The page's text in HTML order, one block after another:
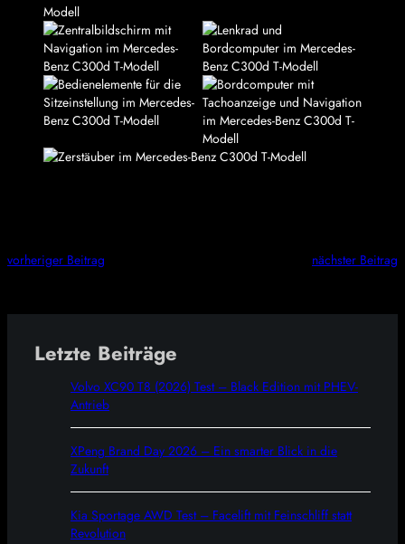
vorheriger Beitrag nächster Beitrag
Letzte Beiträge
Volvo XC90 T8 (2026) Test – Black Edition mit PHEV-
Antrieb
XPeng Brand Day 2026 – Ein smarter Blick in die
Zukunft
Kia Sportage AWD Test – Facelift mit Feinschliff statt
Revolution